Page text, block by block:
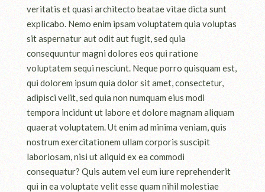
veritatis et quasi architecto beatae vitae dicta sunt
explicabo. Nemo enim ipsam voluptatem quia voluptas
sit aspernatur aut odit aut fugit, sed quia
consequuntur magni dolores eos qui ratione
voluptatem sequi nesciunt. Neque porro quisquam est,
qui dolorem ipsum quia dolor sit amet, consectetur,
adipisci velit, sed quia non numquam eius modi
tempora incidunt ut labore et dolore magnam aliquam
quaerat voluptatem. Ut enim ad minima veniam, quis
nostrum exercitationem ullam corporis suscipit
laboriosam, nisi ut aliquid ex ea commodi
consequatur? Quis autem vel eum iure reprehenderit
qui in ea voluptate velit esse quam nihil molestiae